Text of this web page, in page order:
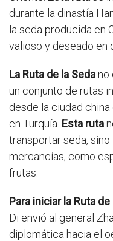
durante la dinastía
la seda producida en
valioso y deseado en
La Ruta de la Sedano
un conjunto de rutas
desde la ciudad
en Turquía. Esta ruta
transportar seda,
mercancías, como
frutas.
Para iniciar la Ruta de
Di envió al general
diplomática hacia el